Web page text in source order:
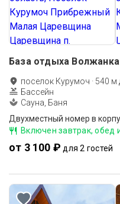
База отдыха Волжанка
поселок Курумоч · 540 м
Бассейн
Сауна, Баня
Двухместный номер в
Включен завтрак, обед
от 3 100 ₽ для 2 гостей